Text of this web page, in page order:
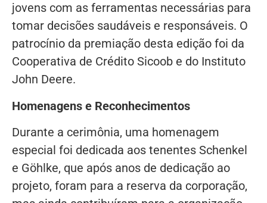
jovens com as ferramentas necessárias para
tomar decisões saudáveis e responsáveis. O
patrocínio da premiação desta edição foi da
Cooperativa de Crédito Sicoob e do Instituto
John Deere.
Homenagens e Reconhecimentos
Durante a cerimônia, uma homenagem
especial foi dedicada aos tenentes Schenkel
e Göhlke, que após anos de dedicação ao
projeto, foram para a reserva da corporação,